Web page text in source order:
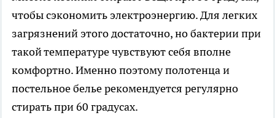
чтобы сэкономить электроэнергию. Для легких
загрязнений этого достаточно, но бактерии при
такой температуре чувствуют себя вполне
комфортно. Именно поэтому полотенца и
постельное белье рекомендуется регулярно
стирать при 60 градусах.